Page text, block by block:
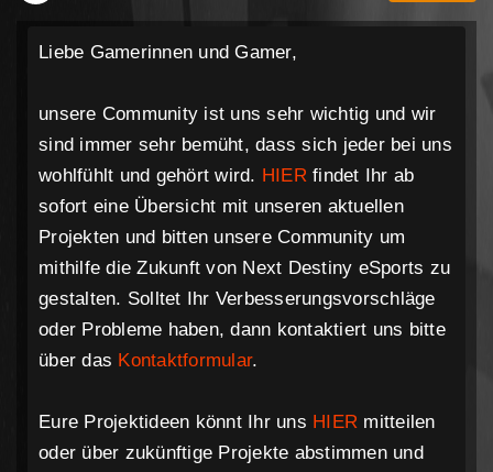
Liebe Gamerinnen und Gamer,
unsere Community ist uns sehr wichtig und wir
sind immer sehr bemüht, dass sich jeder bei uns
wohlfühlt und gehört wird. HIERfindet Ihr ab
sofort eine Übersicht mit unseren aktuellen
Projekten und bitten unsere Community um
mithilfe die Zukunft von Next Destiny eSports zu
gestalten. Solltet Ihr Verbesserungsvorschläge
oder Probleme haben, dann kontaktiert uns bitte
über das Kontaktformular.
Eure Projektideen könnt Ihr uns HIER mitteilen
oder über zukünftige Projekte abstimmen und